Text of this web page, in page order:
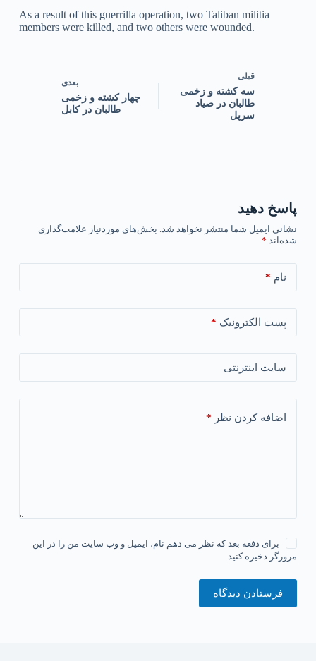
As a result of this guerrilla operation, two Taliban militia
members were killed, and two others were wounded.
قبلی
سه کشته و زخمی
طالبان در صیاد
سرپل
بعدی
‏چهار کشته و زخمی
طالبان در کابل
پاسخ دهید
نشانی ایمیل شما منتشر نخواهد شد. بخش‌های موردنیاز علامت‌گذاری
شده‌اند *
نام *
پست الکترونیک *
سایت اینترنتی
اضافه کردن نظر *
برای دفعه بعد که نظر می دهم نام، ایمیل و وب سایت من را در این
مرورگر ذخیره کنید.
فرستادن دیدگاه